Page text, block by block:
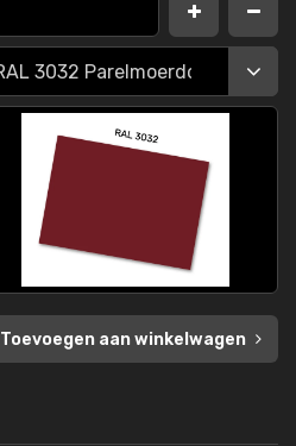
Toevoegen aan winkelwagen